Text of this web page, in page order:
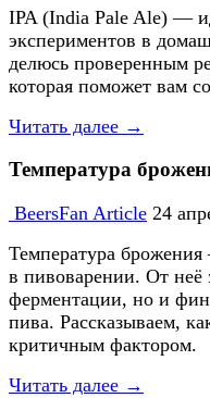
IPA (India Pale Ale) —
экспериментов в
делюсь проверенным
которая поможет вам
Читать далее →
Температура
BeersFan Article 24
Температура
в пивоварении. От неё
ферментации, но и
пива. Рассказываем,
критичным фактором.
Читать далее →